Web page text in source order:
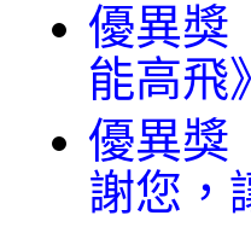
優異
能高飛》
優異
謝您，